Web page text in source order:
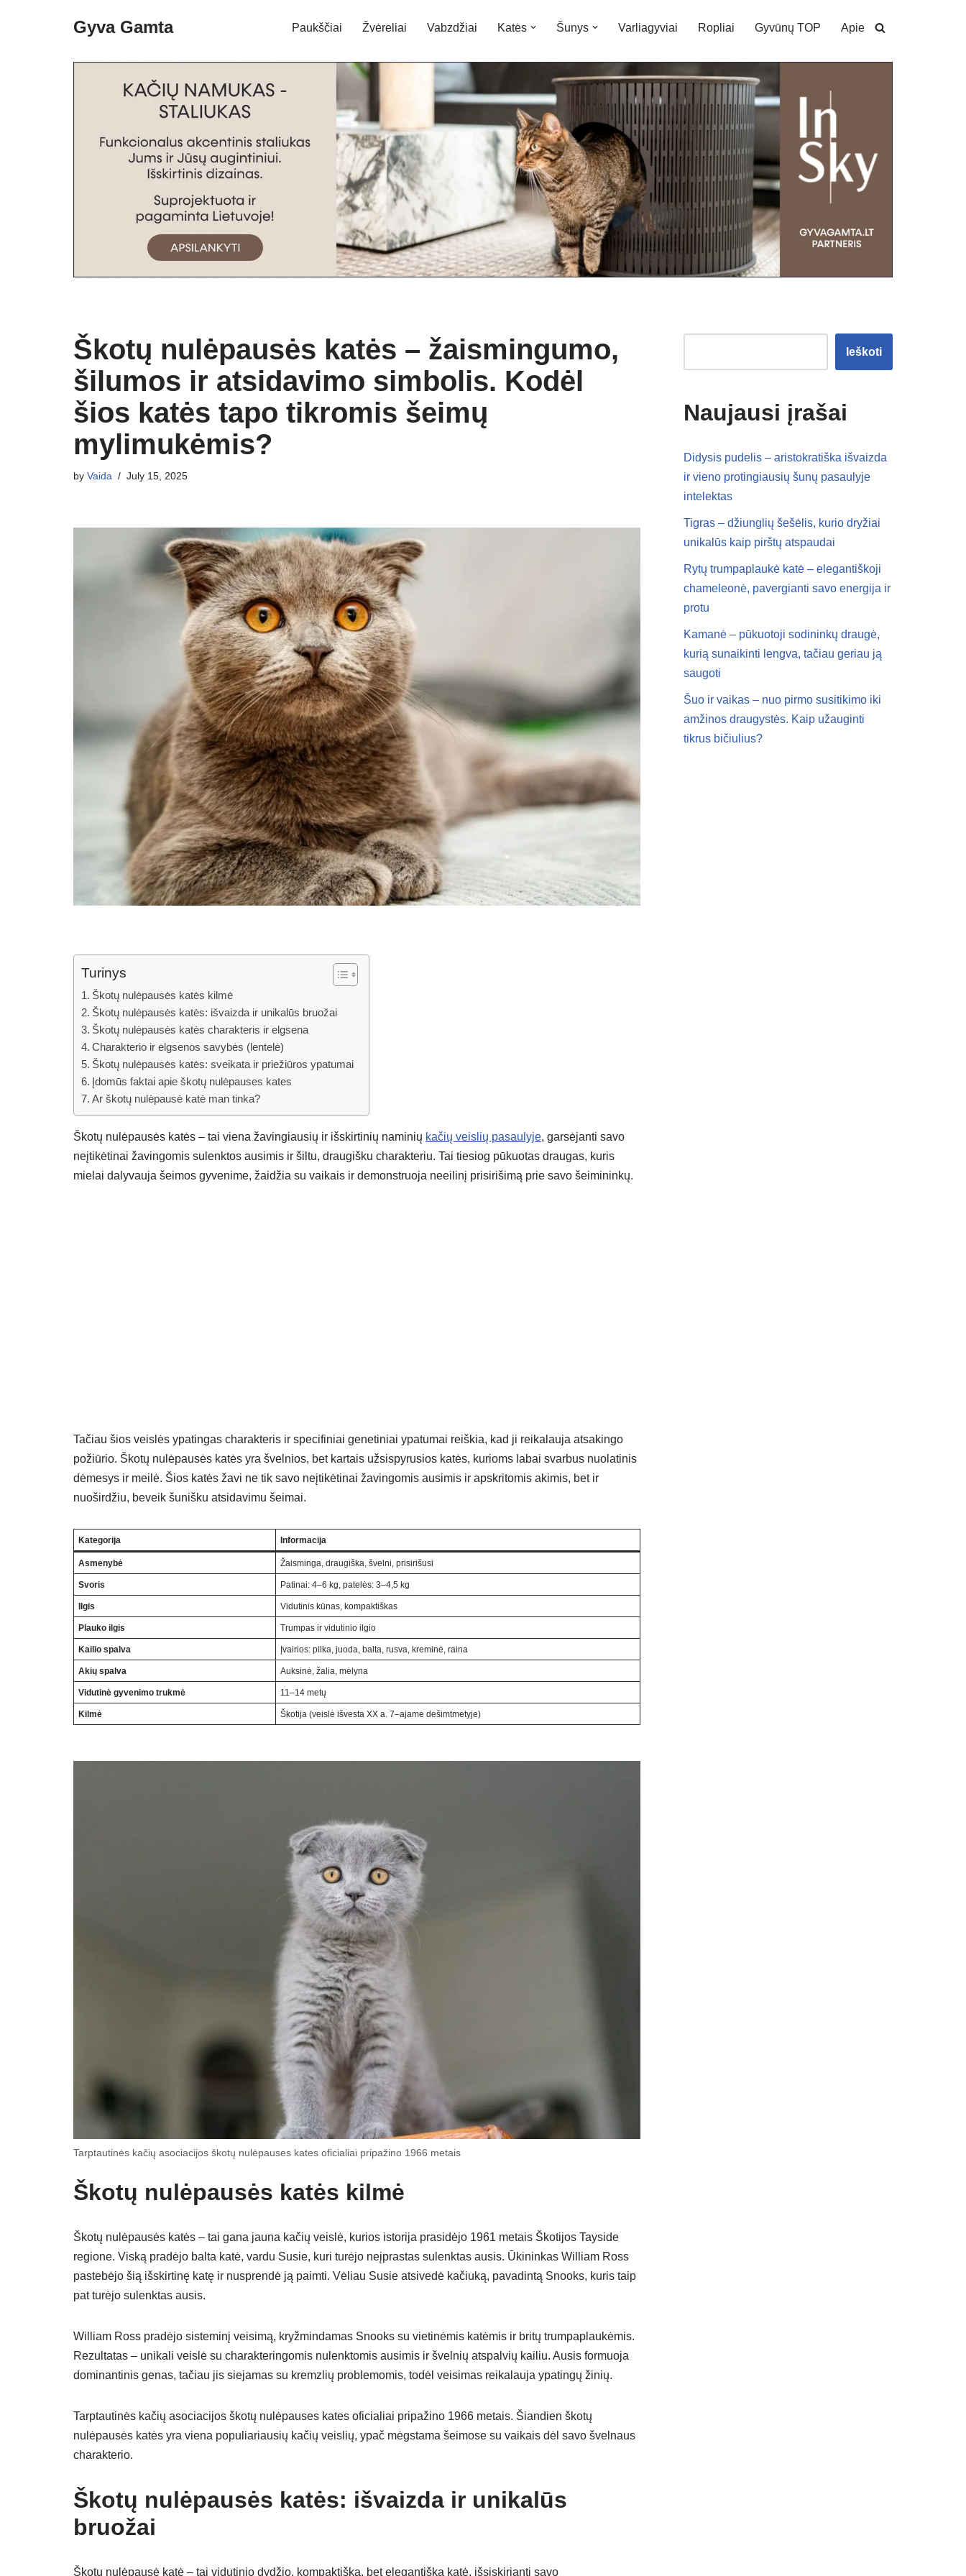
Gyva Gamta Paukščiai Žvėreliai Vabzdžiai Katės Šunys Varliagyviai Ropliai Gyvūnų TOP Apie
Škotų nulėpausės katės – žaismingumo,
šilumos ir atsidavimo simbolis. Kodėl
šios katės tapo tikromis šeimų
mylimukėmis?
by Vaida July 15, 2025
Turinys
Škotų nulėpausės katės kilmė
Škotų nulėpausės katės: išvaizda ir unikalūs bruožai
Škotų nulėpausės katės charakteris ir elgsena
Charakterio ir elgsenos savybės (lentelė)
Škotų nulėpausės katės: sveikata ir priežiūros ypatumai
Įdomūs faktai apie škotų nulėpauses kates
Ar škotų nulėpausė katė man tinka?
Škotų nulėpausės katės – tai viena žavingiausių ir išskirtinių naminių kačių veislių pasaulyje, garsėjanti savo
neįtikėtinai žavingomis sulenktos ausimis ir šiltu, draugišku charakteriu. Tai tiesiog pūkuotas draugas, kuris
mielai dalyvauja šeimos gyvenime, žaidžia su vaikais ir demonstruoja neeilinį prisirišimą prie savo šeimininkų.
Tačiau šios veislės ypatingas charakteris ir specifiniai genetiniai ypatumai reiškia, kad ji reikalauja atsakingo
požiūrio. Škotų nulėpausės katės yra švelnios, bet kartais užsispyrusios katės, kurioms labai svarbus nuolatinis
dėmesys ir meilė. Šios katės žavi ne tik savo neįtikėtinai žavingomis ausimis ir apskritomis akimis, bet ir
nuoširdžiu, beveik šunišku atsidavimu šeimai.
Kategorija Informacija
Asmenybė Žaisminga, draugiška, švelni, prisirišusi
Svoris Patinai: 4–6 kg, patelės: 3–4,5 kg
Ilgis Vidutinis kūnas, kompaktiškas
Plauko ilgis Trumpas ir vidutinio ilgio
Kailio spalva Įvairios: pilka, juoda, balta, rusva, kreminė, raina
Akių spalva Auksinė, žalia, mėlyna
Vidutinė gyvenimo trukmė 11–14 metų
Kilmė Škotija (veislė išvesta XX a. 7–ajame dešimtmetyje)
Tarptautinės kačių asociacijos škotų nulėpauses kates oficialiai pripažino 1966 metais
Škotų nulėpausės katės kilmė
Škotų nulėpausės katės – tai gana jauna kačių veislė, kurios istorija prasidėjo 1961 metais Škotijos Tayside
regione. Viską pradėjo balta katė, vardu Susie, kuri turėjo neįprastas sulenktas ausis. Ūkininkas William Ross
pastebėjo šią išskirtinę katę ir nusprendė ją paimti. Vėliau Susie atsivedė kačiuką, pavadintą Snooks, kuris taip
pat turėjo sulenktas ausis.
William Ross pradėjo sisteminį veisimą, kryžmindamas Snooks su vietinėmis katėmis ir britų trumpaplaukėmis.
Rezultatas – unikali veislė su charakteringomis nulenktomis ausimis ir švelnių atspalvių kailiu. Ausis formuoja
dominantinis genas, tačiau jis siejamas su kremzlių problemomis, todėl veisimas reikalauja ypatingų žinių.
Tarptautinės kačių asociacijos škotų nulėpauses kates oficialiai pripažino 1966 metais. Šiandien škotų
nulėpausės katės yra viena populiariausių kačių veislių, ypač mėgstama šeimose su vaikais dėl savo švelnaus
charakterio.
Škotų nulėpausės katės: išvaizda ir unikalūs
bruožai
Škotų nulėpausė katė – tai vidutinio dydžio, kompaktiška, bet elegantiška katė, išsiskirianti savo
Ieškoti
Naujausi įrašai
Didysis pudelis – aristokratiška išvaizda
ir vieno protingiausių šunų pasaulyje
intelektas
Tigras – džiunglių šešėlis, kurio dryžiai
unikalūs kaip pirštų atspaudai
Rytų trumpaplaukė katė – elegantiškoji
chameleonė, pavergianti savo energija ir
protu
Kamanė – pūkuotoji sodininkų draugė,
kurią sunaikinti lengva, tačiau geriau ją
saugoti
Šuo ir vaikas – nuo pirmo susitikimo iki
amžinos draugystės. Kaip užauginti
tikrus bičiulius?